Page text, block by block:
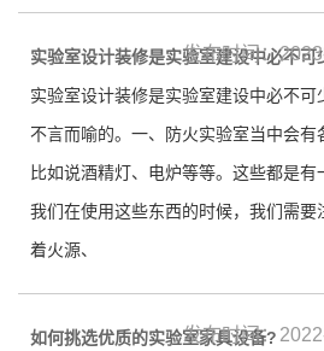
实验室设计装修是实验室建设中必不可
实验室设计装修是实验室建设中必不
不言而喻的。一、防火实验室当中会有
比如说酒精灯、电炉等等。这些都是有
我们在使用这些东西的时候，我们需要
着火源、
发布时间：
如何挑选优质的实验室家具设备?
发布时间：